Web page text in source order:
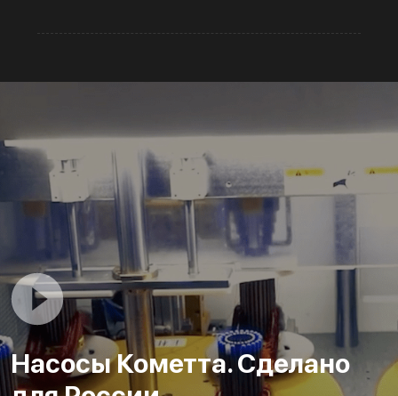
Насосы Кометта. Сделано